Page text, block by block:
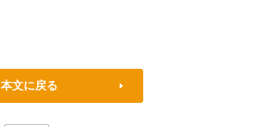
本文に戻る